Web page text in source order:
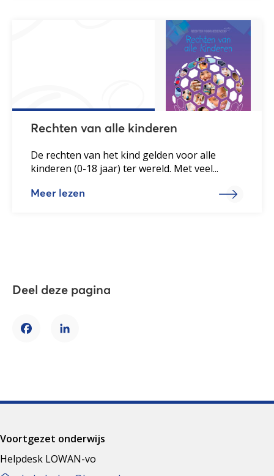
Rechten van alle kinderen
De rechten van het kind gelden voor alle
kinderen (0-18 jaar) ter wereld. Met veel...
Meer lezen
Deel deze pagina
FacebookLinkedIn
Voortgezet onderwijs
Helpdesk LOWAN-vo